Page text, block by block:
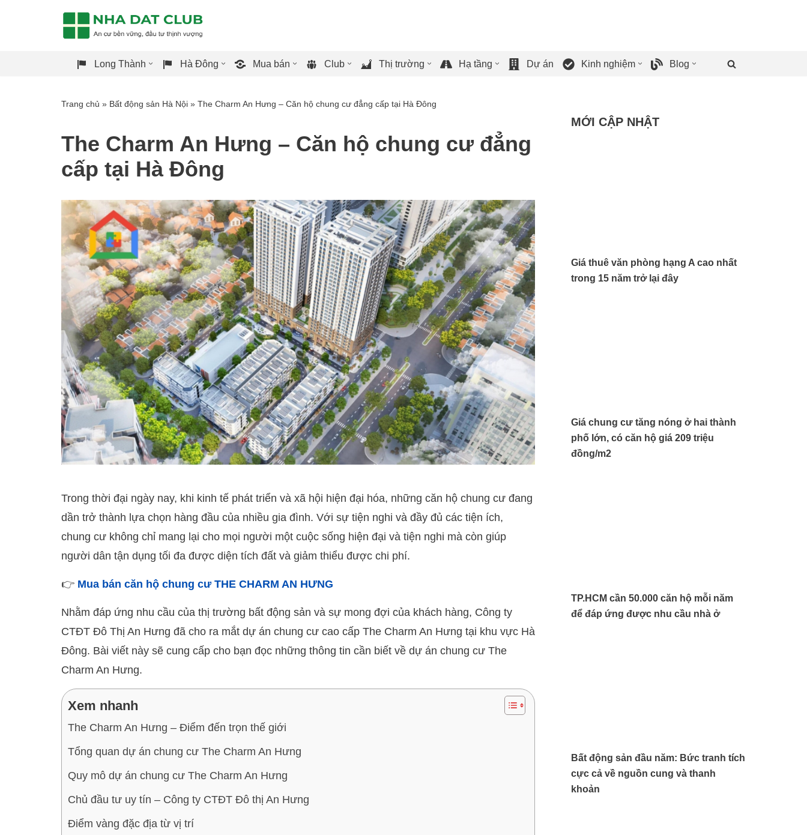
Long Thành Hà Đông Mua bán Club Thị trường Hạ tầng Dự án Kinh nghiệm Blog
Trang chủ » Bất động sản Hà Nội » The Charm An Hưng – Căn hộ chung cư đẳng cấp tại Hà Đông
The Charm An Hưng – Căn hộ chung cư đẳng
cấp tại Hà Đông
Trong thời đại ngày nay, khi kinh tế phát triển và xã hội hiện đại hóa, những căn hộ chung cư đang
dần trở thành lựa chọn hàng đầu của nhiều gia đình. Với sự tiện nghi và đầy đủ các tiện ích,
chung cư không chỉ mang lại cho mọi người một cuộc sống hiện đại và tiện nghi mà còn giúp
người dân tận dụng tối đa được diện tích đất và giảm thiểu được chi phí.
👉 Mua bán căn hộ chung cư THE CHARM AN HƯNG
Nhằm đáp ứng nhu cầu của thị trường bất động sản và sự mong đợi của khách hàng, Công ty
CTĐT Đô Thị An Hưng đã cho ra mắt dự án chung cư cao cấp The Charm An Hưng tại khu vực Hà
Đông. Bài viết này sẽ cung cấp cho bạn đọc những thông tin cần biết về dự án chung cư The
Charm An Hưng.
Xem nhanh
The Charm An Hưng – Điểm đến trọn thế giới
Tổng quan dự án chung cư The Charm An Hưng
Quy mô dự án chung cư The Charm An Hưng
Chủ đầu tư uy tín – Công ty CTĐT Đô thị An Hưng
Điểm vàng đặc địa từ vị trí
MỚI CẬP NHẬT
Giá thuê văn phòng hạng A cao nhất
trong 15 năm trở lại đây
Giá chung cư tăng nóng ở hai thành
phố lớn, có căn hộ giá 209 triệu
đồng/m2
TP.HCM cần 50.000 căn hộ mỗi năm
để đáp ứng được nhu cầu nhà ở
Bất động sản đầu năm: Bức tranh tích
cực cả về nguồn cung và thanh
khoản